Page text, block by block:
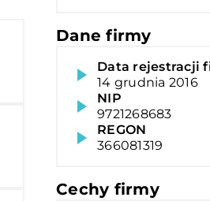
Dane firmy
Data rejestracji
14 grudnia 2016
NIP
9721268683
REGON
366081319
Cechy firmy